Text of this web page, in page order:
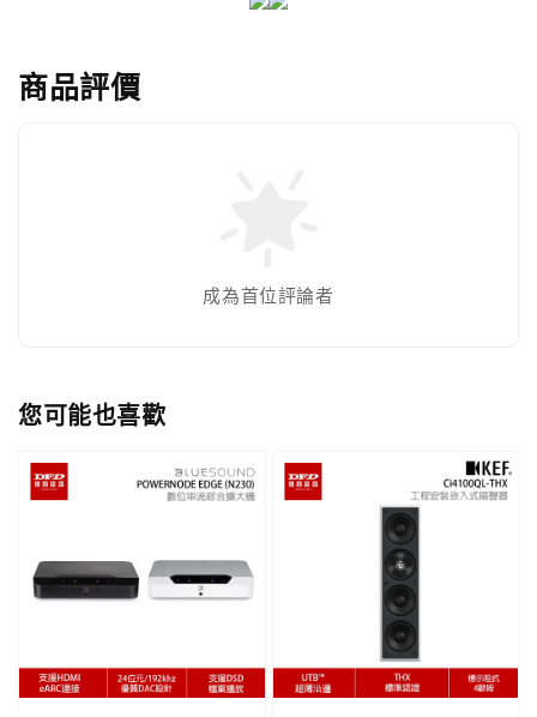
商品評價
成為首位評論者
您可能也喜歡